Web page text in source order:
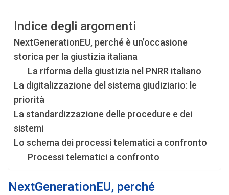
Indice degli argomenti
NextGenerationEU, perché è un’occasione
storica per la giustizia italiana
La riforma della giustizia nel PNRR italiano
La digitalizzazione del sistema giudiziario: le
priorità
La standardizzazione delle procedure e dei
sistemi
Lo schema dei processi telematici a confronto
Processi telematici a confronto
NextGenerationEU, perché